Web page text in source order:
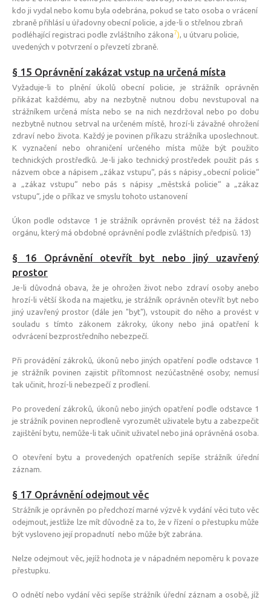
kdo ji vydal nebo komu byla odebrána, pokud se tato osoba o vrácení
zbraně přihlásí u úřadovny obecní policie, a jde-li o střelnou zbraň
podléhající registraci podle zvláštního zákona7), u útvaru policie,
uvedených v potvrzení o převzetí zbraně.
§ 15 Oprávnění zakázat vstup na určená místa
Vyžaduje-li to plnění úkolů obecní policie, je strážník oprávněn
přikázat každému, aby na nezbytně nutnou dobu nevstupoval na
strážníkem určená místa nebo se na nich nezdržoval nebo po dobu
nezbytně nutnou setrval na určeném místě, hrozí-li závažné ohrožení
zdraví nebo života. Každý je povinen příkazu strážníka uposlechnout.
K vyznačení nebo ohraničení určeného místa může být použito
technických prostředků. Je-li jako technický prostředek použit pás s
názvem obce a nápisem „zákaz vstupu“, pás s nápisy „obecní policie“
a „zákaz vstupu“ nebo pás s nápisy „městská policie“ a „zákaz
vstupu“, jde o příkaz ve smyslu tohoto ustanovení
Úkon podle odstavce 1 je strážník oprávněn provést též na žádost
orgánu, který má obdobné oprávnění podle zvláštních předpisů. 13)
§ 16 Oprávnění otevřít byt nebo jiný uzavřený
prostor
Je-li důvodná obava, že je ohrožen život nebo zdraví osoby anebo
hrozí-li větší škoda na majetku, je strážník oprávněn otevřít byt nebo
jiný uzavřený prostor (dále jen "byt"), vstoupit do něho a provést v
souladu s tímto zákonem zákroky, úkony nebo jiná opatření k
odvrácení bezprostředního nebezpečí.
Při provádění zákroků, úkonů nebo jiných opatření podle odstavce 1
je strážník povinen zajistit přítomnost nezúčastněné osoby; nemusí
tak učinit, hrozí-li nebezpečí z prodlení.
Po provedení zákroků, úkonů nebo jiných opatření podle odstavce 1
je strážník povinen neprodleně vyrozumět uživatele bytu a zabezpečit
zajištění bytu, nemůže-li tak učinit uživatel nebo jiná oprávněná osoba.
O otevření bytu a provedených opatřeních sepíše strážník úřední
záznam.
§ 17 Oprávnění odejmout věc
Strážník je oprávněn po předchozí marné výzvě k vydání věci tuto věc
odejmout, jestliže lze mít důvodně za to, že v řízení o přestupku může
být vysloveno její propadnutí nebo může být zabrána.
Nelze odejmout věc, jejíž hodnota je v nápadném nepoměru k povaze
přestupku.
O odnětí nebo vydání věci sepíše strážník úřední záznam a osobě, jíž